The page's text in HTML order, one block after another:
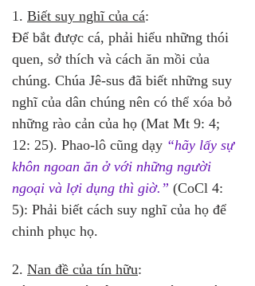
1. Biết suy nghĩ của cá:
Để bắt được cá, phải hiểu những thói
quen, sở thích và cách ăn mồi của
chúng. Chúa Jê-sus đã biết những suy
nghĩ của dân chúng nên có thể xóa bỏ
những rào cản của họ (Mat Mt 9: 4;
12: 25). Phao-lô cũng dạy “hãy lấy sự
khôn ngoan ăn ở với những người
ngoại và lợi dụng thì giờ.” (CoCl 4:
5): Phải biết cách suy nghĩ của họ để
chinh phục họ.
2. Nan đề của tín hữu: